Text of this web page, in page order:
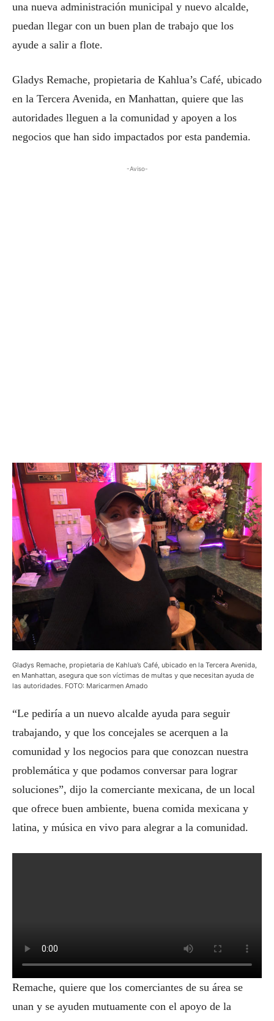
una nueva administración municipal y nuevo alcalde,
puedan llegar con un buen plan de trabajo que los
ayude a salir a flote.
Gladys Remache, propietaria de Kahlua’s Café, ubicado
en la Tercera Avenida, en Manhattan, quiere que las
autoridades lleguen a la comunidad y apoyen a los
negocios que han sido impactados por esta pandemia.
-Aviso-
Gladys Remache, propietaria de Kahlua’s Café, ubicado en la Tercera Avenida,
en Manhattan, asegura que son víctimas de multas y que necesitan ayuda de
las autoridades. FOTO: Maricarmen Amado
“Le pediría a un nuevo alcalde ayuda para seguir
trabajando, y que los concejales se acerquen a la
comunidad y los negocios para que conozcan nuestra
problemática y que podamos conversar para lograr
soluciones”, dijo la comerciante mexicana, de un local
que ofrece buen ambiente, buena comida mexicana y
latina, y música en vivo para alegrar a la comunidad.
Remache, quiere que los comerciantes de su área se
unan y se ayuden mutuamente con el apoyo de la